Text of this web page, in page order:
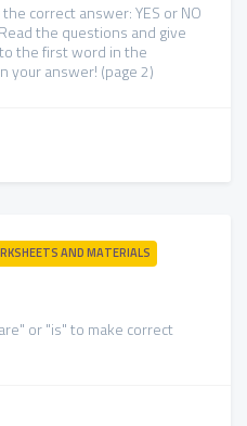
correct answer: YES or NO
the questions and give
the first word in the
your answer! (page 2)
AND MATERIALS
or "is" to make correct